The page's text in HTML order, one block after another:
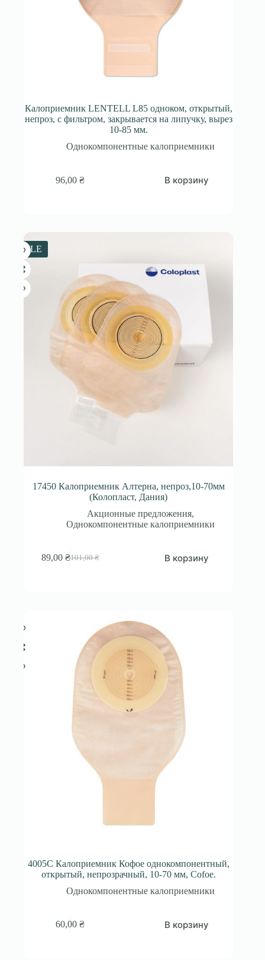
Калоприемник LENTELL L85 одноком, открытый,
непроз, с фильтром, закрывается на липучку, вырез
10-85 мм.
Однокомпонентные калоприемники
96,00₴ В корзину
SALE
17450 Калоприемник Алтерна, непроз,10-70мм
(Колопласт, Дания)
Акционные предложения,
Однокомпонентные калоприемники
101,00₴
Первоначальная
89,00₴Текущая
В корзину
4005С Калоприемник Кофое однокомпонентный,
открытый, непрозрачный, 10-70 мм, Cofoe.
Однокомпонентные калоприемники
60,00₴ В корзину